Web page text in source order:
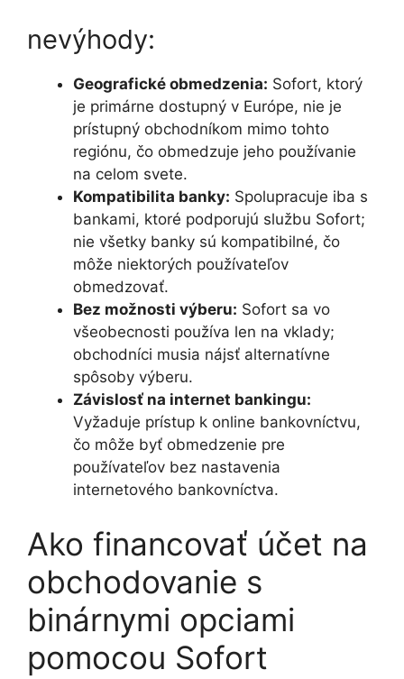
nevýhody:
Geografické obmedzenia: Sofort, ktorý
je primárne dostupný v Európe, nie je
prístupný obchodníkom mimo tohto
regiónu, čo obmedzuje jeho používanie
na celom svete.
Kompatibilita banky: Spolupracuje iba s
bankami, ktoré podporujú službu Sofort;
nie všetky banky sú kompatibilné, čo
môže niektorých používateľov
obmedzovať.
Bez možnosti výberu: Sofort sa vo
všeobecnosti používa len na vklady;
obchodníci musia nájsť alternatívne
spôsoby výberu.
Závislosť na internet bankingu:
Vyžaduje prístup k online bankovníctvu,
čo môže byť obmedzenie pre
používateľov bez nastavenia
internetového bankovníctva.
Ako financovať účet na
obchodovanie s
binárnymi opciami
pomocou Sofort